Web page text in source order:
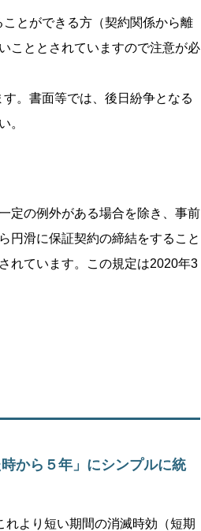
とができる方（契約関係から離
こととされていますので注意が必
。書面等では、後日紛争となる
。
定の例外がある場合を除き、事前
円滑に保証契約の締結をすること
れています。この規定は2020年3
から５年」にシンプルに統
れより短い期間の消滅時効（短期